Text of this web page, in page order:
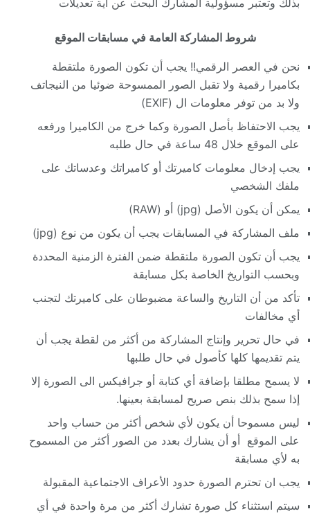
بذلك وتعتبر مسؤولية المشارك البحث عن أية تعديلات
شروط المشاركة العامة في مسابقات الموقع
نحن في العصر الرقمي!! يجب أن تكون الصورة ملتقطة
بكاميرا رقمية ولا تقبل الصور الممسوحة ضوئيا من النيجاتف
ولا بد من توفر معلومات ال (EXIF)
يجب الاحتفاظ بأصل الصورة وكما خرج من الكاميرا ورفعه
على الموقع خلال 48 ساعة في حال طلبه
يجب إدخال معلومات كاميرتك أو كاميراتك وعدساتك على
ملفك الشخصي
يمكن أن يكون الأصل (jpg) أو (RAW)
ملف المشاركة في المسابقات يجب أن يكون من نوع (jpg)
يجب أن تكون الصورة ملتقطة ضمن الفترة الزمنية المحددة
وبحسب التواريخ الخاصة بكل مسابقة
تأكد من أن التاريخ والساعة مضبوطان على كاميرتك لتجنب
أي مخالفات
في حال تحرير وإنتاج المشاركة من أكثر من لقطة يجب أن
يتم تقديمها كلها كأصول في حال طلبها
لا يسمح مطلقا بإضافة أي كتابة أو جرافيكس الى الصورة إلا
إذا سمح بذلك بنص صريح لمسابقة بعينها.
ليس مسموحا أن يكون لأي شخص أكثر من حساب واحد
على الموقع أو أن يشارك بعدد من الصور أكثر من المسموح
به لأي مسابقة
يجب ان تحترم الصورة حدود الأعراف الاجتماعية المقبولة
سيتم استثناء كل صورة تشارك أكثر من مرة واحدة في أي